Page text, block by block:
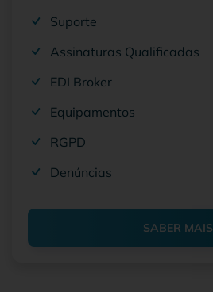
Suporte
Assinaturas Qualificadas
EDI Broker
Equipamentos
RGPD
Denúncias
SABER MAIS